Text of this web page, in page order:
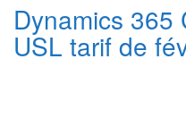
Dynamics 365
USL tarif de